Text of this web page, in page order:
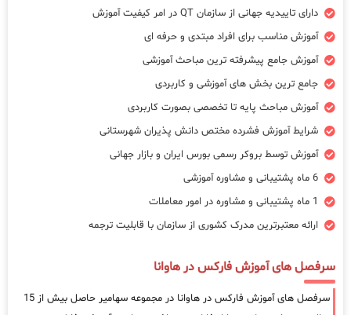
دارای تاییدیه جهانی از سازمان QT در امر کیفیت آموزش
آموزش مناسب برای افراد مبتدی و حرفه ای
آموزش جامع پیشرفته ترین مباحث آموزشی
جامع ترین بخش های آموزشی و کاربردی
آموزش مباحث پایه تا تخصصی بصورت کاربردی
شرایط آموزش فشرده مختص دانش پذیران شهرستانی
آموزش توسط بروکر رسمی بورس ایران و بازار جهانی
6 ماه پشتیبانی و مشاوره آموزشی
1 ماه پشتیبانی و مشاوره در امور معاملات
ارائه معتبرترین مدرک کشوری از سازمان با قابلیت ترجمه
سرفصل های آموزش فارکس در هاوانا
سرفصل های آموزش فارکس در هاوانا در مجموعه سهامیر حاصل بیش از 15